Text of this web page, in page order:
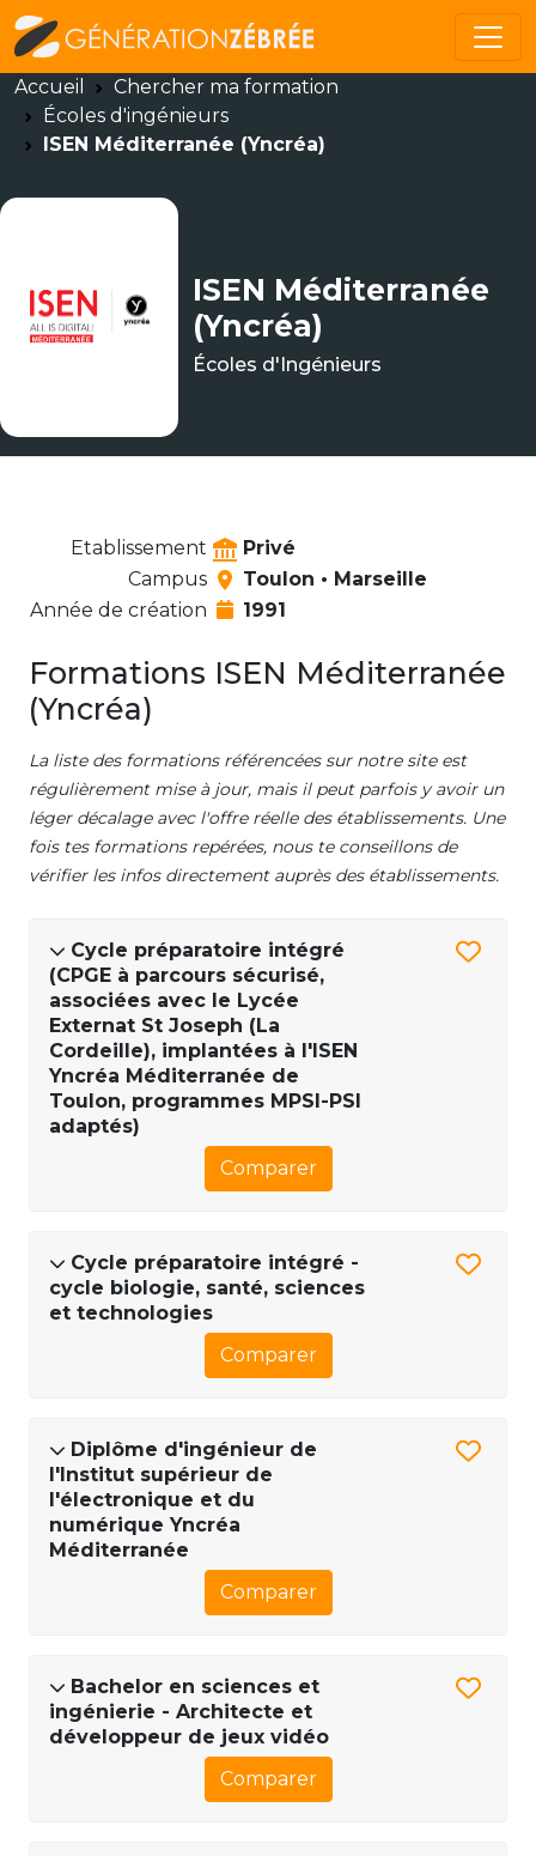
Accueil
Chercher ma formation
Écoles d'ingénieurs
ISEN Méditerranée (Yncréa)
ISEN Méditerranée
(Yncréa)
Écoles d'Ingénieurs
Etablissement
Privé
Campus
Toulon • Marseille
Année de création
1991
Formations ISEN Méditerranée
(Yncréa)
La liste des formations référencées sur notre site est
régulièrement mise à jour, mais il peut parfois y avoir un
léger décalage avec l'offre réelle des établissements. Une
fois tes formations repérées, nous te conseillons de
vérifier les infos directement auprès des établissements.
Cycle préparatoire intégré
(CPGE à parcours sécurisé,
associées avec le Lycée
Externat St Joseph (La
Cordeille), implantées à l'ISEN
Yncréa Méditerranée de
Toulon, programmes MPSI-PSI
adaptés)
Comparer
Cycle préparatoire intégré -
cycle biologie, santé, sciences
et technologies
Comparer
Diplôme d'ingénieur de
l'Institut supérieur de
l'électronique et du
numérique Yncréa
Méditerranée
Comparer
Bachelor en sciences et
ingénierie - Architecte et
développeur de jeux vidéo
Comparer